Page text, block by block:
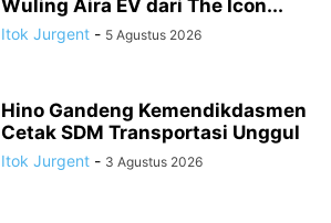
Wuling Aira EV dari The Icon...
Itok Jurgent - 5 Agustus 2026
Hino Gandeng Kemendikdasmen
Cetak SDM Transportasi Unggul
Itok Jurgent - 3 Agustus 2026